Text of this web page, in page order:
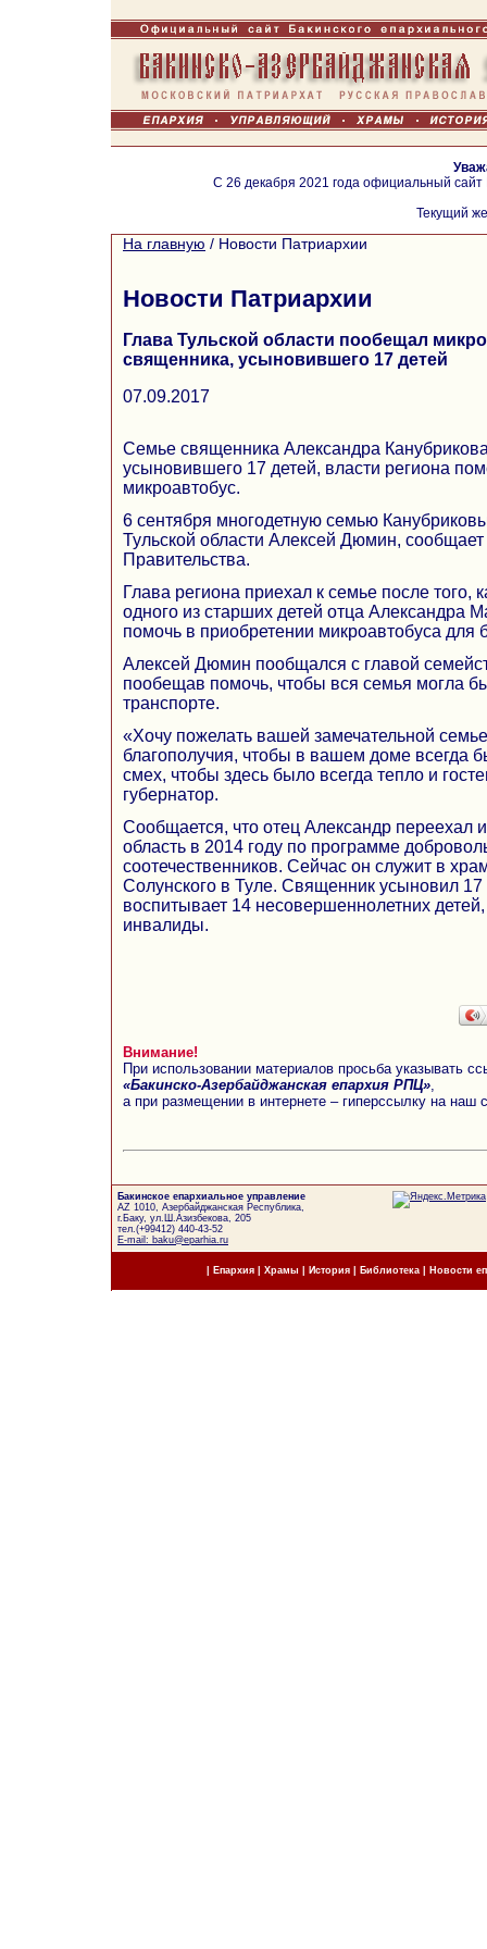
С 26 декабря 2021 года официальный
Текущий
На главную / Новости Патриархии
Новости Патриархии
Глава Тульской области пообещал
священника, усыновившего 17 детей
07.09.2017
Семье священника Александра
усыновившего 17 детей, власти региона
микроавтобус.
6 сентября многодетную семью
Тульской области Алексей Дюмин, сообщает
Правительства.
Глава региона приехал к семье после того,
одного из старших детей отца Александра
помочь в приобретении микроавтобуса для
Алексей Дюмин пообщался с главой
пообещав помочь, чтобы вся семья могла
транспорте.
«Хочу пожелать вашей замечательной
благополучия, чтобы в вашем доме всегда
смех, чтобы здесь было всегда тепло и
губернатор.
Сообщается, что отец Александр переехал
область в 2014 году по программе
соотечественников. Сейчас он служит в
Солунского в Туле. Священник усыновил 17
воспитывает 14 несовершеннолетних
инвалиды.
Внимание!
При использовании материалов просьба указывать
«Бакинско-Азербайджанская епархия РПЦ»
а при размещении в интернете – гиперссылку на наш
Бакинское епархиальное управление
AZ 1010, Азербайджанская Республика,
г.Баку, ул.Ш.Азизбекова, 205
тел.(+99412) 440-43-52
E-mail: baku@eparhia.ru
Епархия| Храмы История| Библиотека Новости